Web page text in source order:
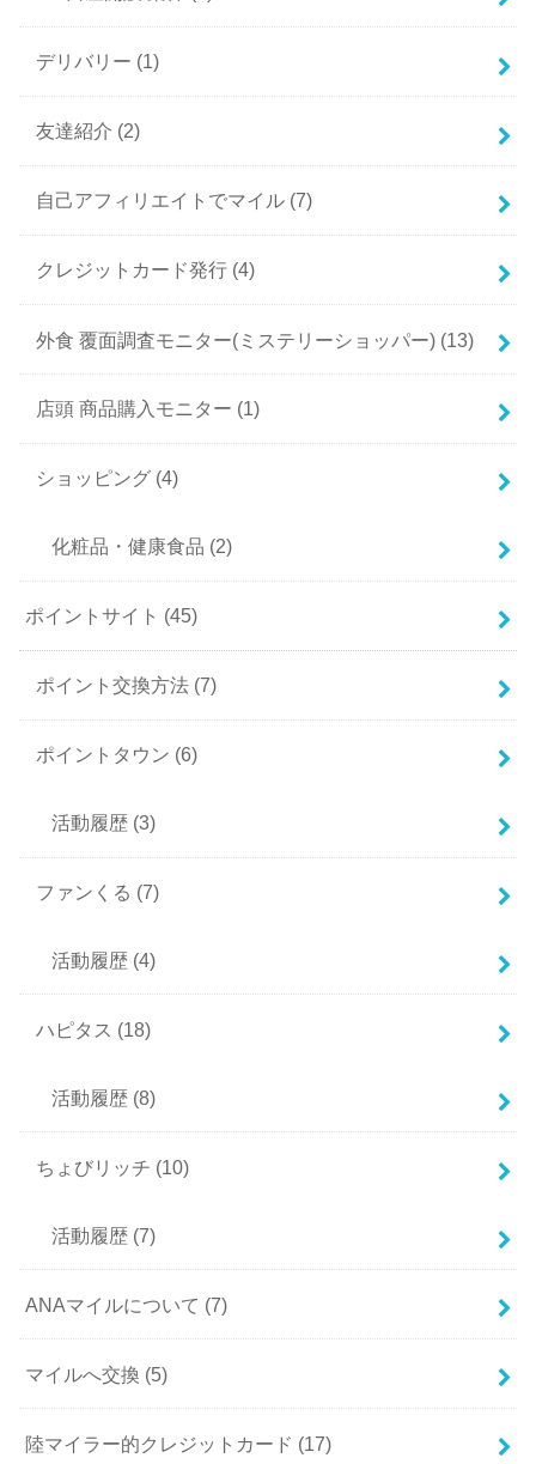
デリバリー (1)
友達紹介 (2)
自己アフィリエイトでマイル (7)
クレジットカード発行 (4)
外食 覆面調査モニター(ミステリーショッパー) (13)
店頭 商品購入モニター (1)
ショッピング (4)
化粧品・健康食品 (2)
ポイントサイト (45)
ポイント交換方法 (7)
ポイントタウン (6)
活動履歴 (3)
ファンくる (7)
活動履歴 (4)
ハピタス (18)
活動履歴 (8)
ちょびリッチ (10)
活動履歴 (7)
ANAマイルについて (7)
マイルへ交換 (5)
陸マイラー的クレジットカード (17)